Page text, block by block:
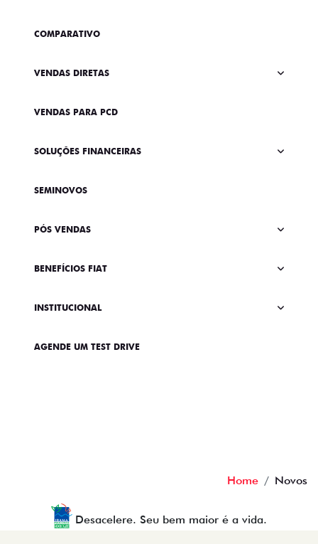
COMPARATIVO
VENDAS DIRETAS
VENDAS PARA PCD
SOLUÇÕES FINANCEIRAS
SEMINOVOS
PÓS VENDAS
BENEFÍCIOS FIAT
INSTITUCIONAL
AGENDE UM TEST DRIVE
Home Novos
Desacelere. Seu bem maior é a vida.